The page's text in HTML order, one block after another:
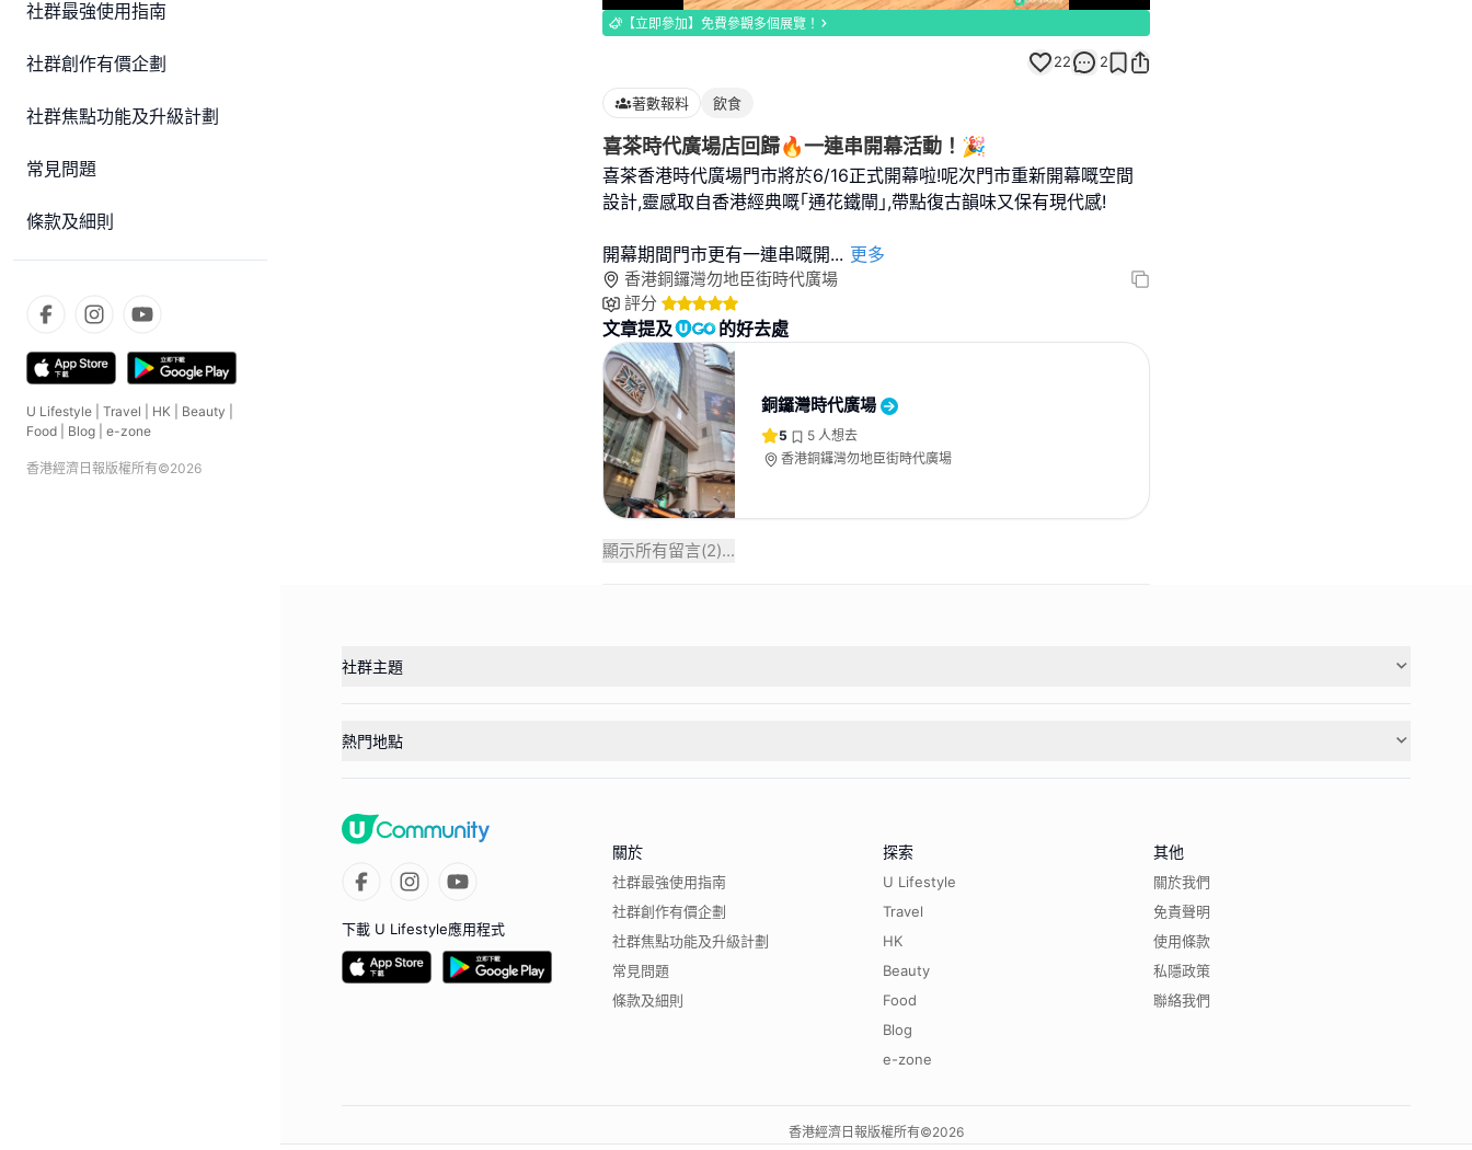
社群最強使用指南
社群創作有價企劃
社群焦點功能及升級計劃
常見問題
條款及細則
U Lifestyle Travel HK Beauty
Food
Blog e-zone
香港經濟日報版權所有©2026
100.00%
【立即參加】免費參觀多個展覽！
22 2
著數報料 飲食
喜茶時代廣場店回歸🔥一連串開幕活動！🎉
喜茶香港時代廣場門市將於6/16正式開幕啦!呢次門市重新開幕嘅空間
設計,靈感取自香港經典嘅｢通花鐵閘｣,帶點復古韻味又保有現代感!
開幕期間門市更有一連串嘅開... 更多
香港銅鑼灣勿地臣街時代廣場
評分
文章提及 的好去處
銅鑼灣時代廣場
5 5 人想去
香港銅鑼灣勿地臣街時代廣場
顯示所有留言(2)...
社群主題
熱門地點
下載 U Lifestyle應用程式
關於
社群最強使用指南
社群創作有價企劃
社群焦點功能及升級計劃
常見問題
條款及細則
探索
U Lifestyle
Travel
HK
Beauty
Food
Blog
e-zone
其他
關於我們
免責聲明
使用條款
私隱政策
聯絡我們
香港經濟日報版權所有©2026